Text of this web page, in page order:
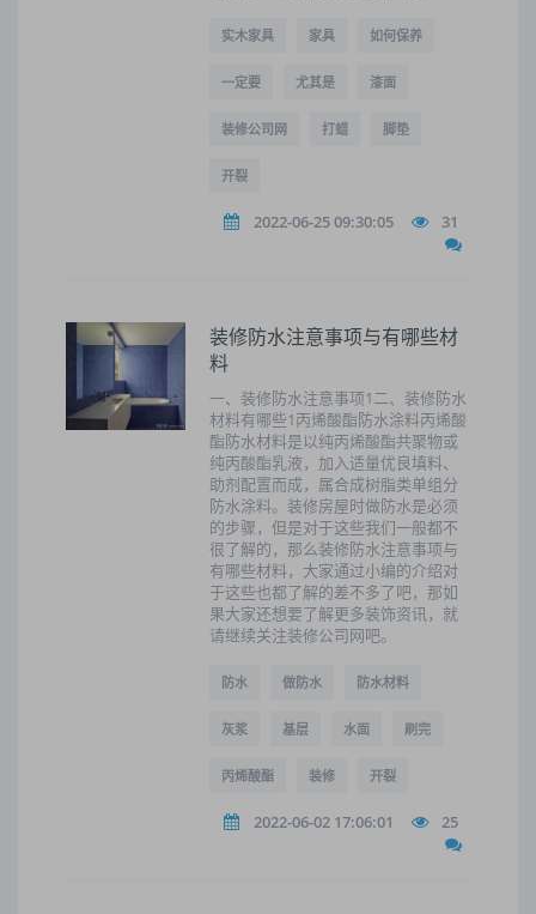
实木家具 家具 如何保养
一定要 尤其是 漆面
装修公司网 打蜡 脚垫
开裂
2022-06-25 09:30:05 31
装修防水注意事项与有哪些材
料
一、装修防水注意事项1二、装修防水
材料有哪些1丙烯酸酯防水涂料丙烯酸
酯防水材料是以纯丙烯酸酯共聚物或
纯丙酸酯乳液，加入适量优良填料、
助剂配置而成，属合成树脂类单组分
防水涂料。装修房屋时做防水是必须
的步骤，但是对于这些我们一般都不
很了解的，那么装修防水注意事项与
有哪些材料，大家通过小编的介绍对
于这些也都了解的差不多了吧，那如
果大家还想要了解更多装饰资讯，就
请继续关注装修公司网吧。
防水 做防水 防水材料
灰浆 基层 水面 刷完
丙烯酸酯 装修 开裂
2022-06-02 17:06:01 25